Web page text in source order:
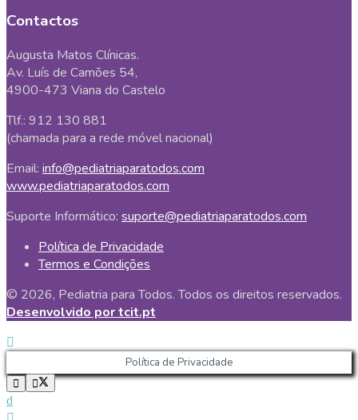
Contactos
Augusta Matos Clínicas.
Av. Luís de Camões 54,
4900-473 Viana do Castelo
Tlf.: 912 130 881
(chamada para a rede móvel nacional)
Email: info@pediatriaparatodos.com
www.pediatriaparatodos.com
Suporte Informático: suporte@pediatriaparatodos.com
Política de Privacidade
Termos e Condições
© 2026, Pediatria para Todos. Todos os direitos reservados.
Desenvolvido por tcit.pt
Política de Privacidade